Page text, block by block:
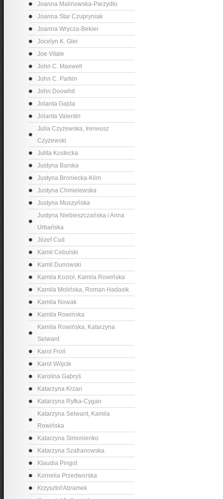
Joanna Malinowska-Parzydło
Joanna Star Czupryniak
Joanna Wrycza-Bekier
Jocelyn K. Glei
Joe Vitale
John C. Maxwell
John C. Parkin
John Doowhit
Jolanta Gajda
Jolanta Valentin
Julia Czyżewska, Ireneusz
Czyżewski
Julita Kostecka
Justyna Barska
Justyna Broniecka-Klim
Justyna Chmielewska
Justyna Muszyńska
Justyna Niebieszczańska i Anna
Urbańska
Józef Cud
Kamil Cebulski
Kamil Dunowski
Kamila Kozioł, Kamila Rowińska
Kamila Molińska, Roman Hadasik
Kamila Nowak
Kamila Rowińska
Kamila Rowińska, Katarzyna
Selwant
Karol Froń
Karol Wójcik
Karolina Gabryś
Katarzyna Krzan
Katarzyna Ryfka-Cygan
Katarzyna Selwant, Kamila
Rowińska
Katarzyna Simonienko
Katarzyna Szafranowska
Klaudia Pingot
Kornelia Przedworska
Krzysztof Abramek